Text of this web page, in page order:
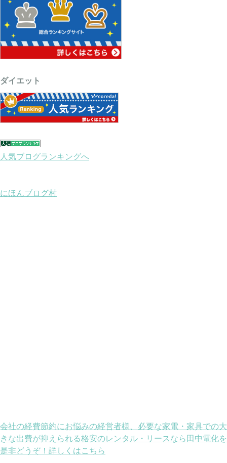
ダイエット
人気ブログランキングへ
にほんブログ村
会社の経費節約にお悩みの経営者様、必要な家電・家具での大
きな出費が抑えられる格安のレンタル・リースなら田中電化を
是非どうぞ！詳しくはこちら